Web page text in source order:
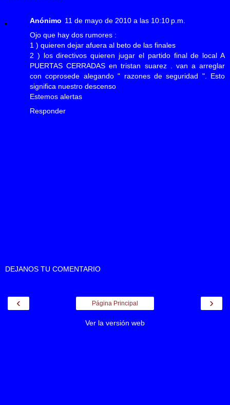
Anónimo 11 de mayo de 2010 a las 10:10 p.m.
Ojo que hay dos rumores :
1 ) quieren dejar afuera al beto de las finales
2 ) los directivos quieren jugar el partido final de local A
PUERTAS CERRADAS en tristan suarez . van a arreglar
con coprosede alegando " razones de seguridad ". Esto
significa nuestro descenso
Estemos alertas
Responder
DEJANOS TU COMENTARIO
‹ ›
Página Principal
Ver la versión web